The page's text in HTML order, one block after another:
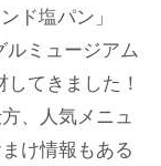
ド塩パン」
ルミュージアム
てきました！
、人気メニュ
け情報もある